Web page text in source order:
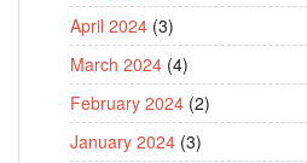
April 2024 (3)
March 2024 (4)
February 2024 (2)
January 2024 (3)